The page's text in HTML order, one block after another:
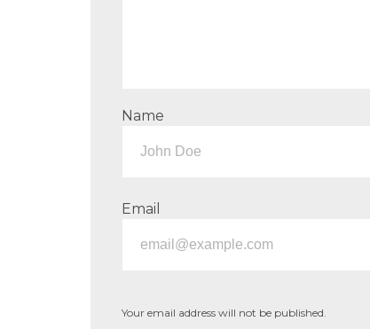
Name
Email
Your email address will not be published.